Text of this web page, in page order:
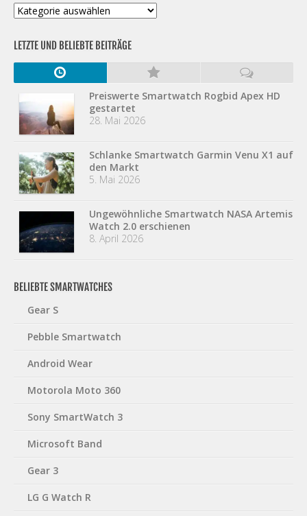
Kategorien
LETZTE UND BELIEBTE BEITRÄGE
Preiswerte Smartwatch Rogbid Apex HD
gestartet
28. Mai 2026
Schlanke Smartwatch Garmin Venu X1 auf
den Markt
5. Mai 2026
Ungewöhnliche Smartwatch NASA Artemis
Watch 2.0 erschienen
8. April 2026
BELIEBTE SMARTWATCHES
Gear S
Pebble Smartwatch
Android Wear
Motorola Moto 360
Sony SmartWatch 3
Microsoft Band
Gear 3
LG G Watch R